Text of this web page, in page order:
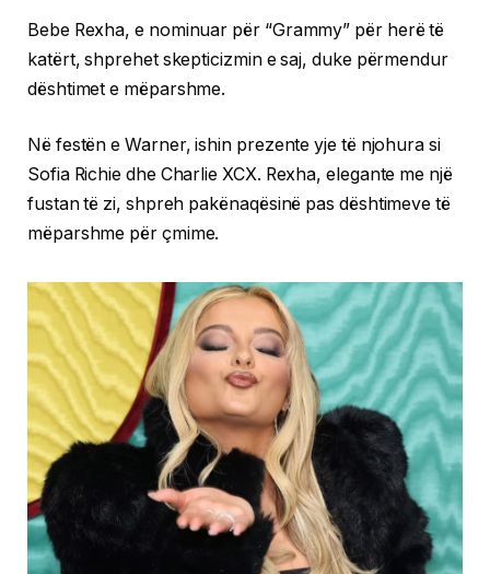
Bebe Rexha, e nominuar për “Grammy” për herë të
katërt, shprehet skepticizmin e saj, duke përmendur
dështimet e mëparshme.
Në festën e Warner, ishin prezente yje të njohura si
Sofia Richie dhe Charlie XCX. Rexha, elegante me një
fustan të zi, shpreh pakënaqësinë pas dështimeve të
mëparshme për çmime.